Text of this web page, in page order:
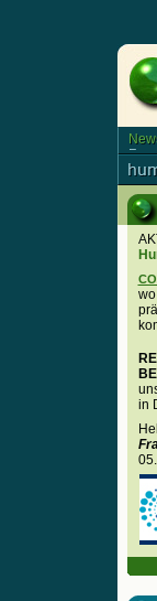
in